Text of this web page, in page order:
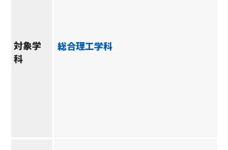
対象学
科
総合理工学科